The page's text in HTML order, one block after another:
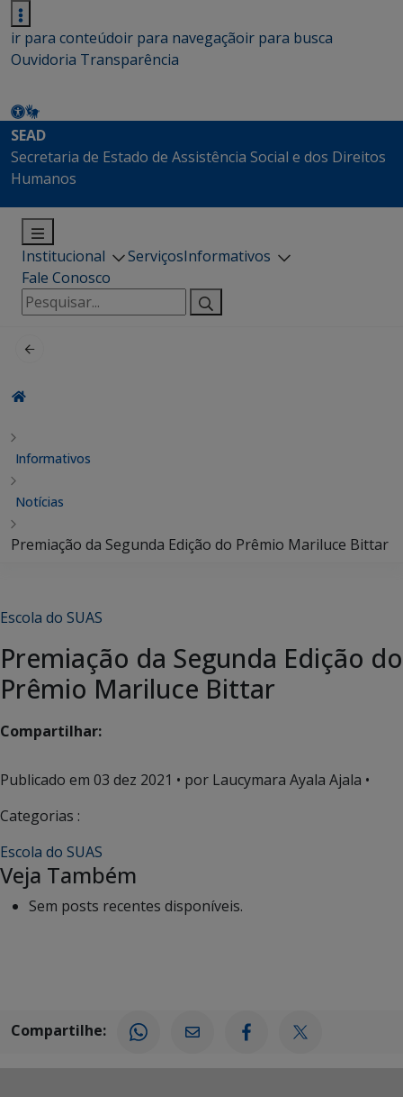
ir para conteúdoir para navegaçãoir para busca
Ouvidoria Transparência
SEAD
Secretaria de Estado de Assistência Social e dos Direitos
Humanos
Institucional ServiçosInformativos
Fale Conosco
Pesquisar
por:
Informativos
Notícias
Premiação da Segunda Edição do Prêmio Mariluce Bittar
Escola do SUAS
Premiação da Segunda Edição do
Prêmio Mariluce Bittar
Compartilhar:
Publicado em 03 dez 2021 • por Laucymara Ayala Ajala •
Categorias :
Escola do SUAS
Veja Também
Sem posts recentes disponíveis.
Compartilhe: